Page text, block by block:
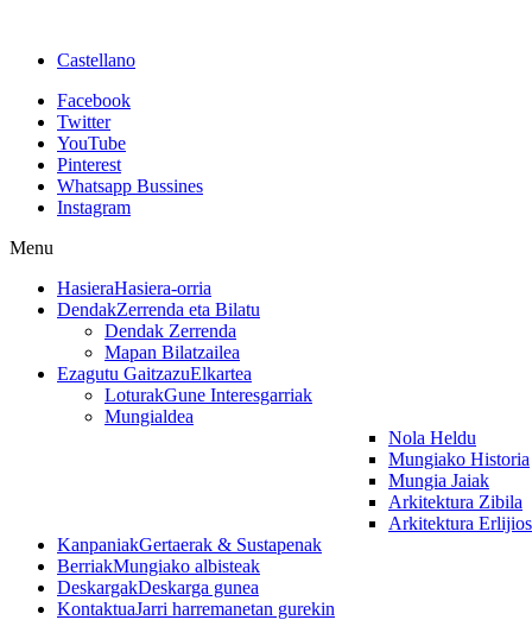
Castellano
Facebook
Twitter
YouTube
Pinterest
Whatsapp Bussines
Instagram
Menu
HasieraHasiera-orria
DendakZerrenda eta Bilatu
Dendak Zerrenda
Mapan Bilatzailea
Ezagutu GaitzazuElkartea
LoturakGune Interesgarriak
Mungialdea
Nola Heldu
Mungiako Historia
Mungia Jaiak
Arkitektura Zibila
Arkitektura
KanpaniakGertaerak & Sustapenak
BerriakMungiako albisteak
DeskargakDeskarga gunea
KontaktuaJarri harremanetan gurekin